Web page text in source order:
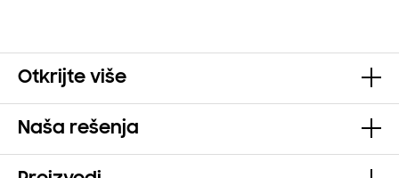
Otkrijte više
Naša rešenja